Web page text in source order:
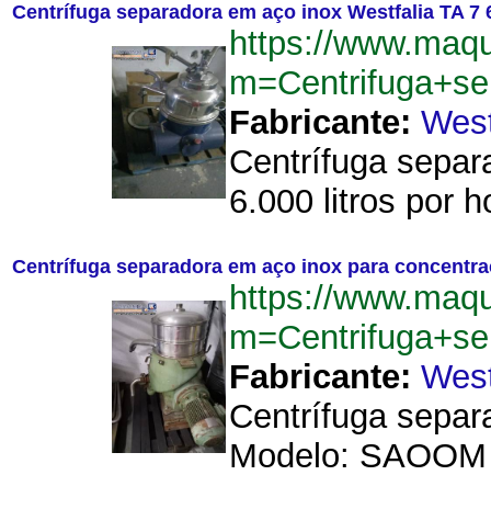
Centrífuga separadora em aço inox Westfalia TA 7
https://
Fabricante:
Centrífuga
6.000 litros por
Centrífuga separadora em aço inox para
https://
Fabricante:
Centrífuga
Modelo: